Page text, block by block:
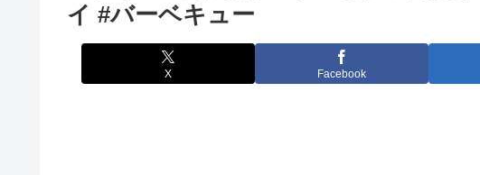
イ #バーベキュー
X Facebook